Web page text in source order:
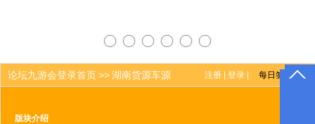
论坛九游会登录首页>>湖南货源车源 注册 登录
版块介绍